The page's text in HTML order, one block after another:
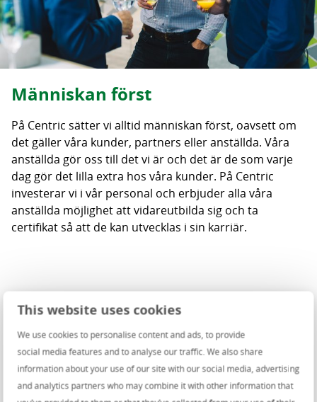
This website uses cookies
We use cookies to personalise content and ads, to provide
social media features and to analyse our traffic. We also share
information about your use of our site with our social media, advertising
and analytics partners who may combine it with other information that
Människan först
På Centric sätter vi alltid människan först, oavsett om
det gäller våra kunder, partners eller anställda. Våra
anställda gör oss till det vi är och det är de som varje
dag gör det lilla extra hos våra kunder. På Centric
investerar vi i vår personal och erbjuder alla våra
anställda möjlighet att vidareutbilda sig och ta
certifikat så att de kan utvecklas i sin karriär.
Your guiding partner in the digital
world
Centric works with dedication, fun and in-depth
technical knowledge within a variety of industries to
provide innovative products and services. We are